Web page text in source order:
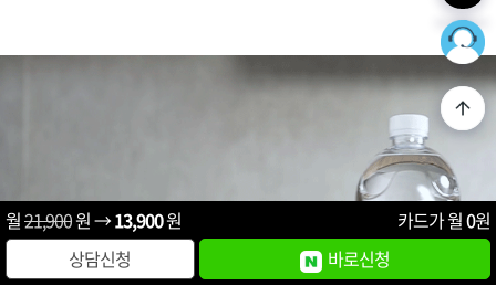
월21,900원 →13,900원 카드가 월0원
상담신청
바로신청
365
최적